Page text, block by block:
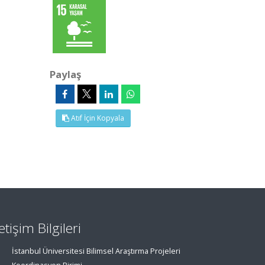
Paylaş
Atıf İçin Kopyala
Bilgileri
İstanbul Üniversitesi Bilimsel Araştırma Projeleri